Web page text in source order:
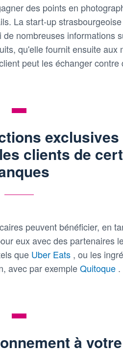
des points en
La start-up
nombreuses informations
qu'elle fournit ensuite aux
peut les échanger contre
clients de
peuvent bénéficier, en
eux avec des partenaires
que Uber Eats , ou les
avec par exempleQuitoque .
à